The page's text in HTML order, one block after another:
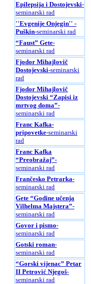
Epilepsija i Dostojevski-
seminarski rad
''Evgenije Onjegin'' -
Puškin-seminarski rad
“Faust” Gete-
seminarski rad
Fjodor Mihajlovič
Dostojevski-seminarski
rad
Fjodor Mihajlovič
Dostojevski “Zapisi iz
mrtvog doma”-
seminarski rad
Franc Kafka-
pripovetke-seminarski
rad
Franc Kafka
“Preobražaj”-
seminarski rad
Frančesko Petrarka-
seminarski rad
Gete “Godine učenja
Vilhelma Majstera”-
seminarski rad
Govor i pismo-
seminarski rad
Gotski roman-
seminarski rad
“Gorski vijenac” Petar
II Petrović Njegoš-
seminarski rad